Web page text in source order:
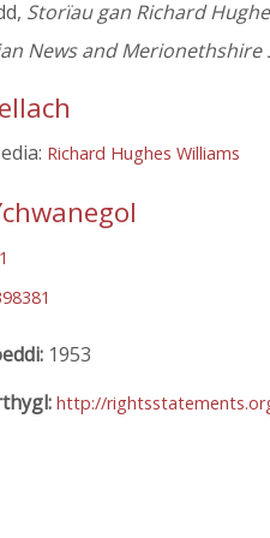
Storïau gan Richard
News and Merionethshire
Richard Hughes Williams
1953
http://